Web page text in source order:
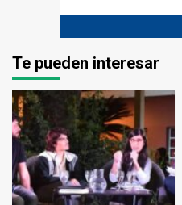
Te pueden interesar